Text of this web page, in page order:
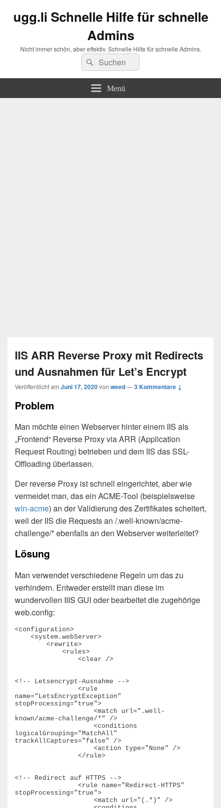
ugg.li Schnelle Hilfe für schnelle
Admins
Nicht immer schön, aber effektiv. Schnelle Hilfe für schnelle Admins.
Suchen
nach:
Suchen
Menü
IIS ARR Reverse Proxy mit Redirects
und Ausnahmen für Let’s Encrypt
Veröffentlicht am Juni 17, 2020von weed—3 Kommentare ↓
Problem
Man möchte einen Webserver hinter einem IIS als
„Frontend“ Reverse Proxy via ARR (Application
Request Routing) betrieben und dem IIS das SSL-
Offloading überlassen.
Der reverse Proxy ist schnell eingerichtet, aber wie
vermeidet man, das ein ACME-Tool (beispielsweise
win-acme) an der Validierung des Zertifikates scheitert,
weil der IIS die Requests an /.well-known/acme-
challenge/* ebenfalls an den Webserver weiterleitet?
Lösung
Man verwendet verschiedene Regeln um das zu
verhindern. Entweder erstellt man diese im
wundervollen IIIS GUI oder bearbeitet die zugehörige
web.config:
<configuration>
<!-- Letsencrypt-Ausnahme -->
name="LetsEncryptException"
stopProcessing="true">
known/acme-challenge/*" />
logicalGrouping="MatchAll"
trackAllCaptures="false" />
<!-- Redirect auf HTTPS -->
stopProcessing="true">